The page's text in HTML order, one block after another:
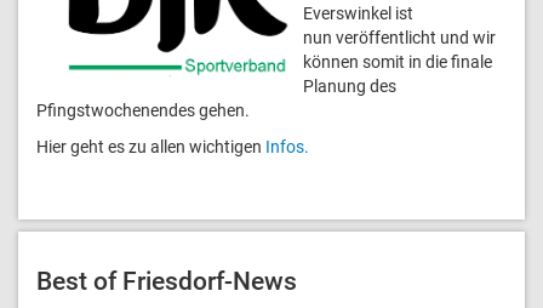
Everswinkel ist
nun veröffentlicht und wir
können somit in die finale
Planung des
Pfingstwochenendes gehen.
Hier geht es zu allen wichtigen Infos.
Best of Friesdorf-News